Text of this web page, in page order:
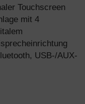
Touchscreen
mit 4
USB-/AUX-